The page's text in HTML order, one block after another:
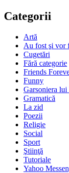
Categorii
Artă
Au fost şi vor
Cugetări
Fără categorie
Friends
Funny
Garsoniera lui
Gramatică
La zid
Poezii
Religie
Social
Sport
Ştiinţă
Tutoriale
Yahoo